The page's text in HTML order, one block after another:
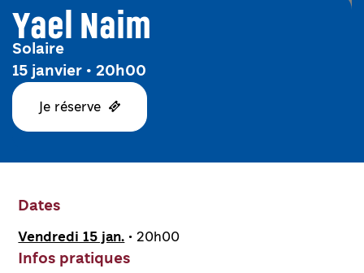
Yael Naim
Solaire
15 janvier • 20h00
Je réserve
Dates
Vendredi 15 jan. • 20h00
Infos pratiques